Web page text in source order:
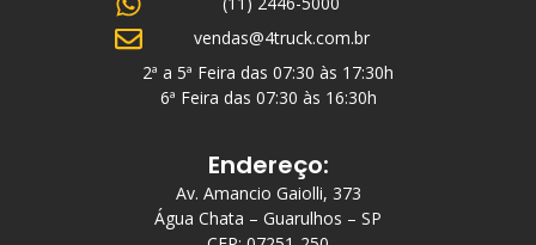
vendas@4truck.com.br
2ª a 5ª Feira das 07:30 às 17:30h
6ª Feira das 07:30 às 16:30h
Endereço:
Av. Amancio Gaiolli, 373
Água Chata – Guarulhos – SP